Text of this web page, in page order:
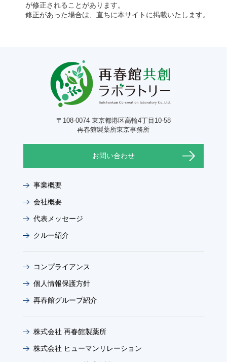
が修正されることがあります。
修正があった場合は、直ちに本サイトに掲載いたします。
〒108-0074 東京都港区高輪4丁目10-58
再春館製薬所東京事務所
お問い合わせ
事業概要
会社概要
代表メッセージ
クルー紹介
コンプライアンス
個人情報保護方針
再春館グループ紹介
株式会社 再春館製薬所
株式会社 ヒューマンリレーション